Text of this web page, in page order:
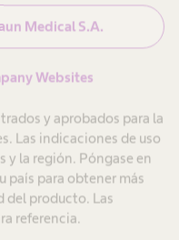
Medical S.A.
Websites
y aprobados para la
Las indicaciones de uso
y la región. Póngase en
país para obtener más
del producto. Las
referencia.
expand_more
de